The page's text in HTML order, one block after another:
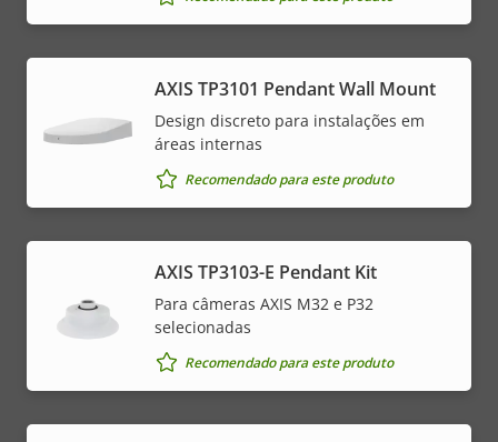
AXIS TP3101 Pendant Wall Mount
Design discreto para instalações em
áreas internas
Recomendado para este produto
AXIS TP3103-E Pendant Kit
Para câmeras AXIS M32 e P32
selecionadas
Recomendado para este produto